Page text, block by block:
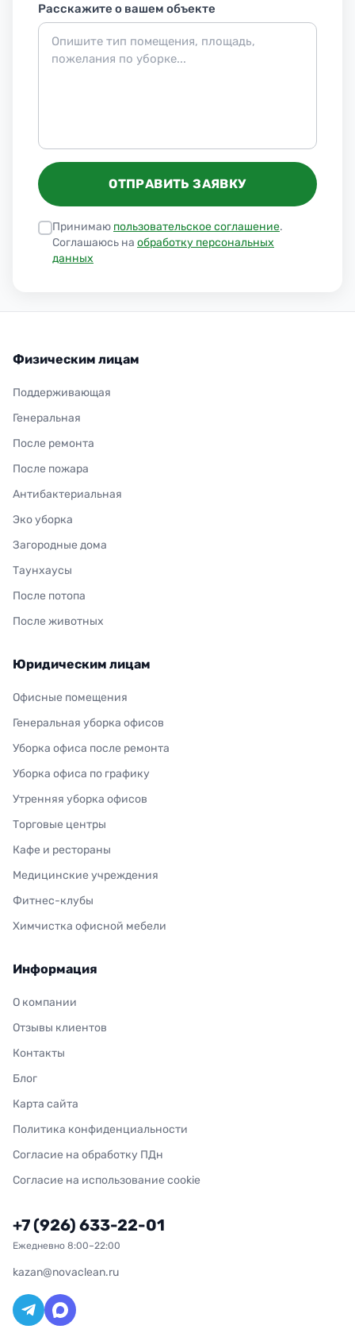
Расскажите о вашем объекте
ОТПРАВИТЬ ЗАЯВКУ
Принимаю пользовательское соглашение.
Соглашаюсь на обработку персональных
данных
Физическим лицам
Поддерживающая
Генеральная
После ремонта
После пожара
Антибактериальная
Эко уборка
Загородные дома
Таунхаусы
После потопа
После животных
Юридическим лицам
Офисные помещения
Генеральная уборка офисов
Уборка офиса после ремонта
Уборка офиса по графику
Утренняя уборка офисов
Торговые центры
Кафе и рестораны
Медицинские учреждения
Фитнес-клубы
Химчистка офисной мебели
Информация
О компании
Отзывы клиентов
Контакты
Блог
Карта сайта
Политика конфиденциальности
Согласие на обработку ПДн
Согласие на использование cookie
+7 (926) 633-22-01
Ежедневно 8:00–22:00
kazan@novaclean.ru